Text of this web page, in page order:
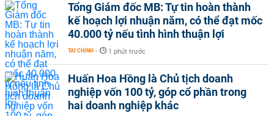
Tổng Giám đốc MB: Tự tin hoàn thành
kế hoạch lợi nhuận năm, có thể đạt mốc
40.000 tỷ nếu tình hình thuận lợi
TÀI CHÍNH - 1 phút trước
Huấn Hoa Hồng là Chủ tịch doanh
nghiệp vốn 100 tỷ, góp cổ phần trong
hai doanh nghiệp khác